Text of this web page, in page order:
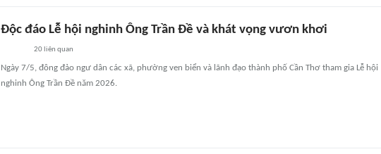
Độc đáo Lễ hội nghinh Ông Trần Đề và khát vọng vươn khơi
20 liên quan
Ngày 7/5, đông đảo ngư dân các xã, phường ven biển và lãnh đạo thành phố Cần Thơ tham gia Lễ hội
nghinh Ông Trần Đề năm 2026.